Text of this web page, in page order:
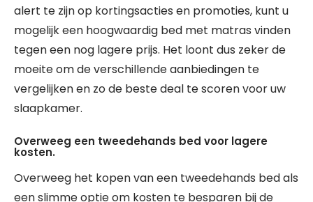
alert te zijn op kortingsacties en promoties, kunt u
mogelijk een hoogwaardig bed met matras vinden
tegen een nog lagere prijs. Het loont dus zeker de
moeite om de verschillende aanbiedingen te
vergelijken en zo de beste deal te scoren voor uw
slaapkamer.
Overweeg een tweedehands bed voor lagere
kosten.
Overweeg het kopen van een tweedehands bed als
een slimme optie om kosten te besparen bij de